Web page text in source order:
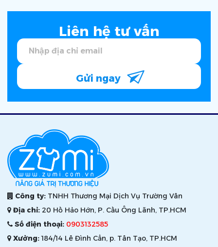
Liên hệ tư vấn
Gửi ngay
Công ty: TNHH Thương Mại Dịch Vụ Trường Vân
Địa chỉ: 20 Hồ Hảo Hớn, P. Cầu Ông Lãnh, TP.HCM
Số điện thoại: 0903132585
Xưởng:184/14 Lê Đình Cẩn, p. Tân Tạo, TP.HCM